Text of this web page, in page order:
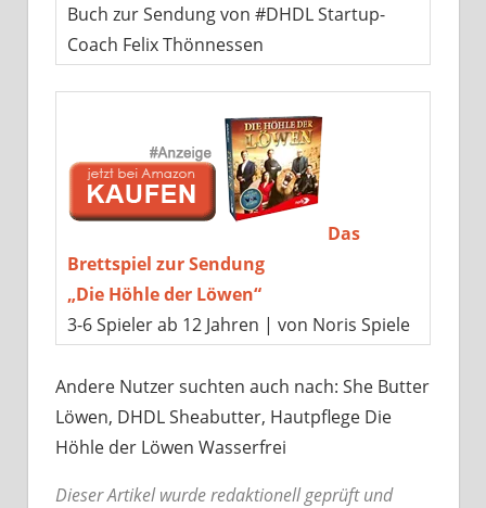
Buch zur Sendung von #DHDL Startup-
Coach Felix Thönnessen
Das
Brettspiel zur Sendung
„Die Höhle der Löwen“
3-6 Spieler ab 12 Jahren | von Noris Spiele
Andere Nutzer suchten auch nach: She Butter
Löwen, DHDL Sheabutter, Hautpflege Die
Höhle der Löwen Wasserfrei
Dieser Artikel wurde redaktionell geprüft und